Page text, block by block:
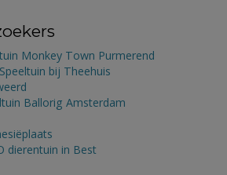
Monkey Town Purmerend
Speeltuin bij Theehuis
Ballorig Amsterdam
dierentuin in Best